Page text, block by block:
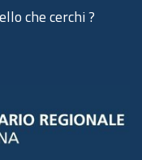
che cerchi ?